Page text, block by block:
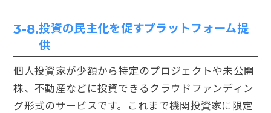
3-8.投資の民主化を促すプラットフォーム提
供
個人投資家が少額から特定のプロジェクトや未公開
株、不動産などに投資できるクラウドファンディン
グ形式のサービスです。これまで機関投資家に限定